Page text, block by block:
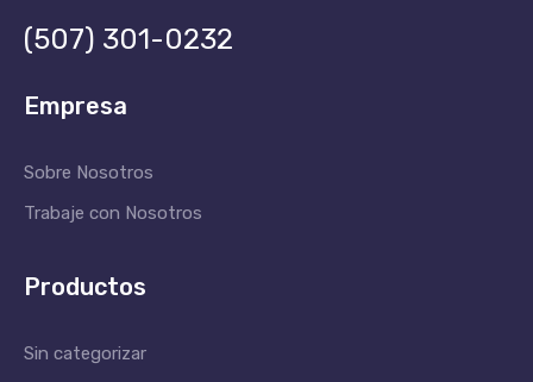
(507) 301-0232
Empresa
Sobre Nosotros
Trabaje con Nosotros
Productos
Sin categorizar